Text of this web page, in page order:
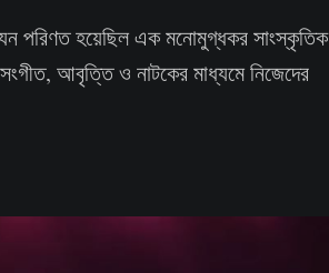
পরিণত হয়েছিল এক মনোমুগ্ধকর সাংস্কৃতিক
সংগীত, আবৃত্তি ও নাটকের মাধ্যমে নিজেদের